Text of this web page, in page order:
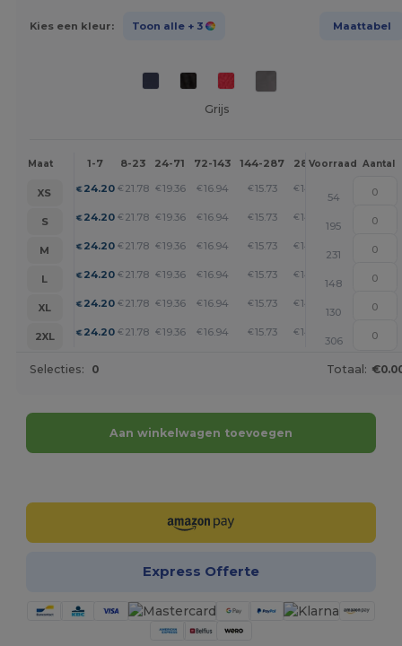
Kies een kleur: Toon alle + 3 Maattabel
Grijs
Maat 1-7 8-23 24-71 72-143 144-287 288 + Meer
Voorraad Aantal
XS €24.20 € 21.78 €19.36 € 16.94 € 15.73 € 14.52
54
S
€24.20 € 21.78 €19.36 € 16.94 € 15.73 € 14.52
195
M
€24.20 € 21.78 €19.36 € 16.94 € 15.73 € 14.52
231
L
€24.20 € 21.78 €19.36 € 16.94 € 15.73 € 14.52
148
XL
€24.20 € 21.78 €19.36 € 16.94 € 15.73 € 14.52
130
2XL
€24.20 € 21.78 €19.36 € 16.94 € 15.73 € 14.52
306
Selecties: 0 Totaal:
Aan winkelwagen toevoegen
Express Offerte